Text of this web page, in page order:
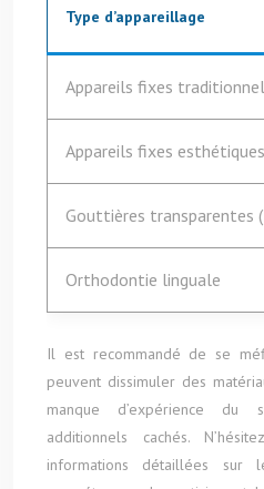
Type d’appareillage
Appareils fixes
Appareils fixes
Gouttières transparentes
Orthodontie linguale
Il est recommandé de se
peuvent dissimuler des
manque d’expérience
additionnels cachés.
informations détaillées sur